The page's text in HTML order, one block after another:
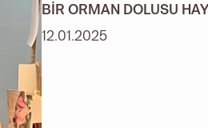
BIR ORMAN DOLUSU
12.01.2025